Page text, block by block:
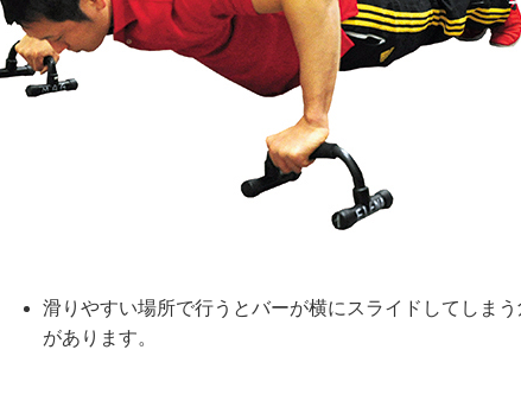
滑りやすい場所で行うとバーが横にスライドしてしま
があります。